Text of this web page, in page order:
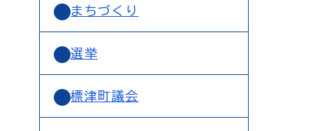
まちづくり
選挙
標津町議会